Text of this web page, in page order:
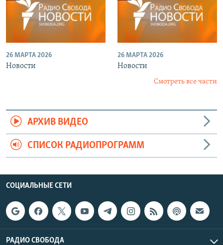
26 МАРТА 2026
Новости
26 МАРТА 2026
Новости
Смотреть все части
АРХИВ ВИДЕО
СПИСОК РАДИОПРОГРАММ
СОЦИАЛЬНЫЕ СЕТИ
РАДИО СВОБОДА